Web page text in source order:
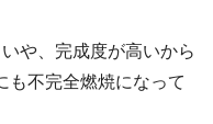
や、完成度が高いから
も不完全燃焼になって